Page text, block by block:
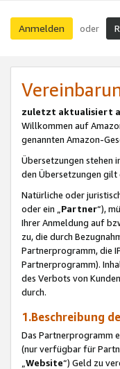
Anmelden oder
zuletzt aktualisiert
Willkommen auf
genannten Amazon-
Übersetzungen stehen
den Übersetzungen gilt
Natürliche oder
oder ein „Partner“),
Ihrer Anmeldung auf
zu, die durch
Partnerprogramm, die
Partnerprogramm).
des Verbots von
durch.
1.Beschreibung
Das Partnerprogramm
(nur verfügbar für
Website“) Geld zu